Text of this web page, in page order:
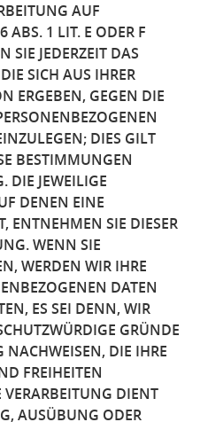
AUF
ABS. 1 LIT. E ODER F
SIE JEDERZEIT DAS
SICH AUS IHRER
ERGEBEN, GEGEN DIE
DIES GILT
BESTIMMUNGEN
DIE JEWEILIGE
DENEN EINE
ENTNEHMEN SIE DIESER
WENN SIE
WERDEN WIR IHRE
DATEN
ES SEI DENN, WIR
GRÜNDE
NACHWEISEN, DIE IHRE
FREIHEITEN
DIENT
AUSÜBUNG ODER